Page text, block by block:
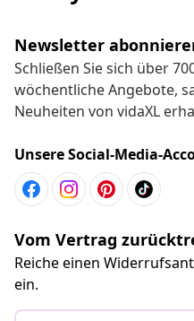
Newsletter
Schließen Sie sich über
wöchentliche Angebote,
Neuheiten von vidaXL
Unsere Social-Media-
Vom Vertrag
Reiche einen
ein.